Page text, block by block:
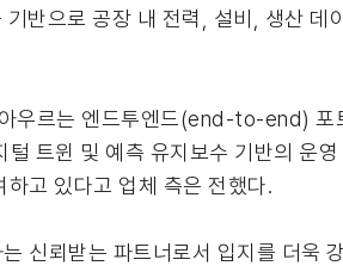
반으로 공장 내 전력, 설비, 생산 데
르는 엔드투엔드(end-to-end) 포
트윈 및 예측 유지보수 기반의 운
고 있다고 업체 측은 전했다.
신뢰받는 파트너로서 입지를 더욱